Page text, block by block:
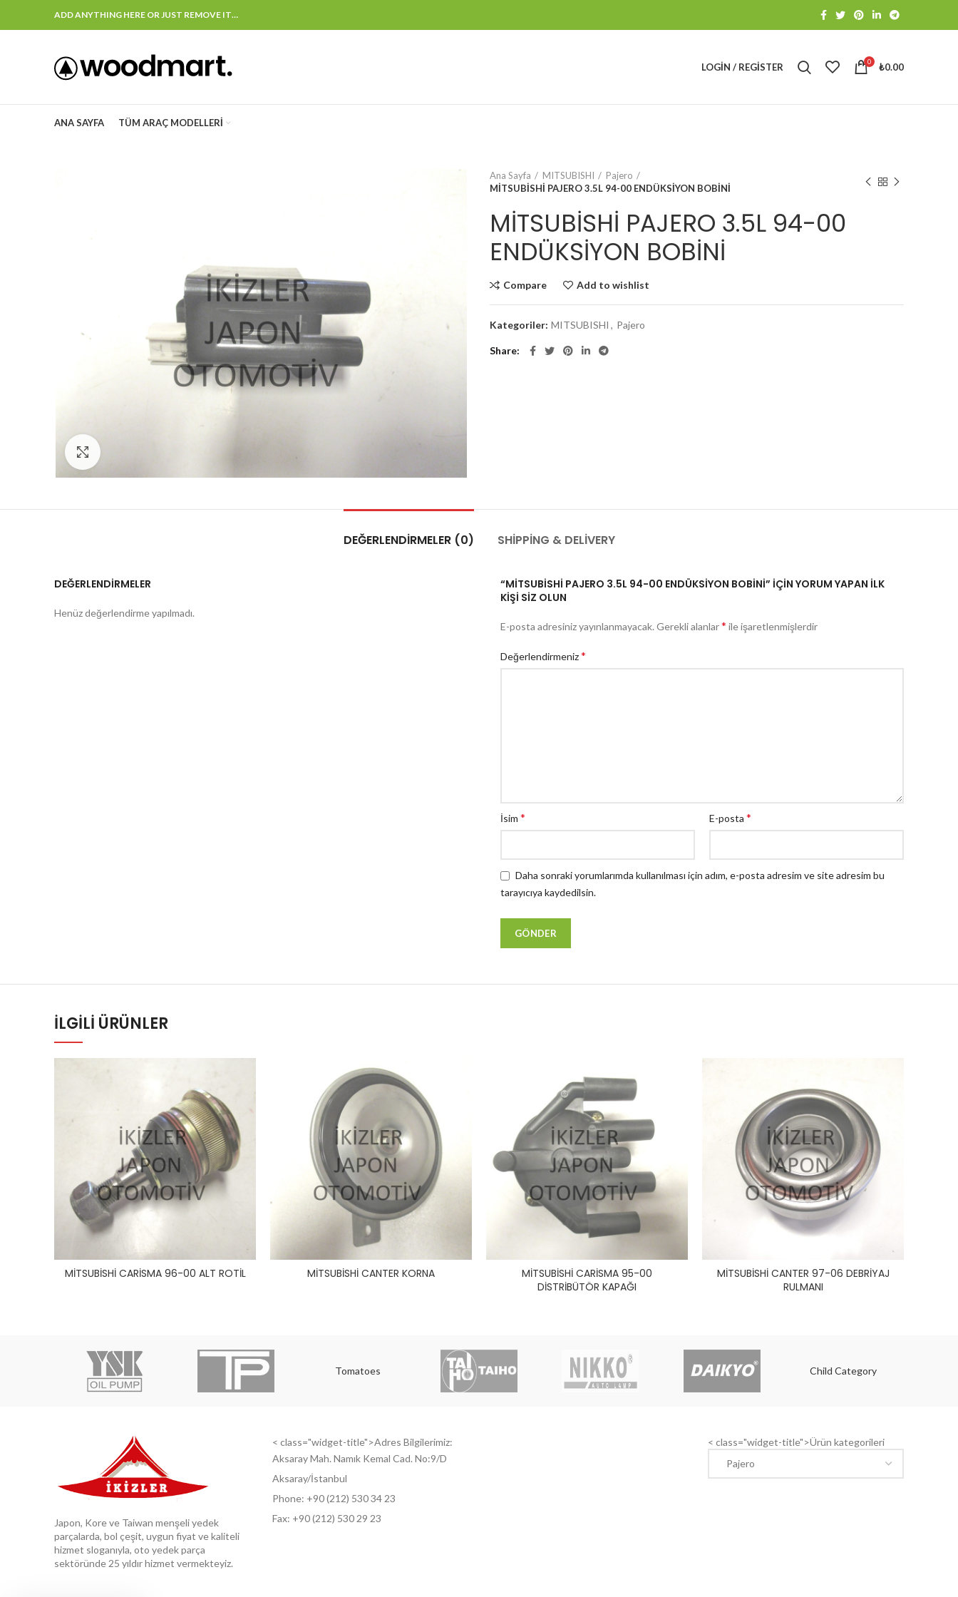
ADD ANYTHING HERE OR JUST REMOVE IT…
LOGIN / REGISTER 0 ₺0.00
ANA SAYFA TÜM ARAÇ MODELLERI
Ana Sayfa MITSUBISHI
Pajero
MİTSUBİSHİ PAJERO 3.5L 94-00 ENDÜKSİYON BOBİNİ
MİTSUBİSHİ PAJERO 3.5L 94-00
ENDÜKSİYON BOBİNİ
Compare Add to wishlist
Kategoriler: MITSUBISHI , Pajero
Share
DEĞERLENDIRMELER (0) SHIPPING & DELIVERY
DEĞERLENDIRMELER
Henüz değerlendirme yapılmadı.
“MİTSUBİSHİ PAJERO 3.5L 94-00 ENDÜKSİYON BOBİNİ” IÇIN YORUM YAPAN ILK
KIŞI SIZ OLUN
E-posta adresiniz yayınlanmayacak. Gerekli alanlar* ile işaretlenmişlerdir
Değerlendirmeniz*
İsim * E-posta *
Daha sonraki yorumlarımda kullanılması için adım, e-posta adresim ve site adresim bu
tarayıcıya kaydedilsin.
İLGILI ÜRÜNLER
MİTSUBİSHİ CARİSMA 96-00 ALT ROTİL MİTSUBİSHİ CANTER KORNA
MİTSUBİSHİ CARİSMA 95-00
DİSTRİBÜTÖR KAPAĞI
MİTSUBİSHİ CANTER 97-06 DEBRİYAJ
RULMANI
Tomatoes Child Category
Japon, Kore ve Taiwan menşeli yedek
parçalarda, bol çeşit, uygun fiyat ve kaliteli
hizmet sloganıyla, oto yedek parça
sektöründe 25 yıldır hizmet vermekteyiz.
< class="widget-title">Adres Bilgilerimiz:
Aksaray Mah. Namık Kemal Cad. No:9/D
Aksaray/İstanbul
Phone: +90 (212) 530 34 23
Fax: +90 (212) 530 29 23
< class="widget-title">Ürün kategorileri